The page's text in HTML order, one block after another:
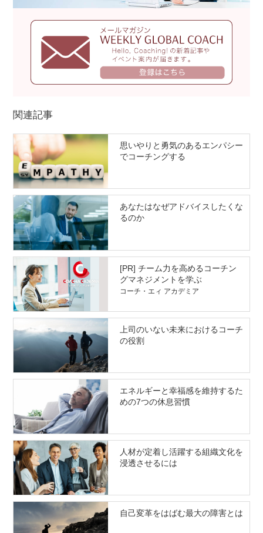
関連記事
思いやりと勇気のあるエンパシー
でコーチングする
あなたはなぜアドバイスしたくな
るのか
[PR] チーム力を高めるコーチン
グマネジメントを学ぶ
コーチ・エィ アカデミア
上司のいない未来におけるコーチ
の役割
エネルギーと幸福感を維持するた
めの7つの休息習慣
人材が定着し活躍する組織文化を
浸透させるには
自己変革をはばむ最大の障害とは